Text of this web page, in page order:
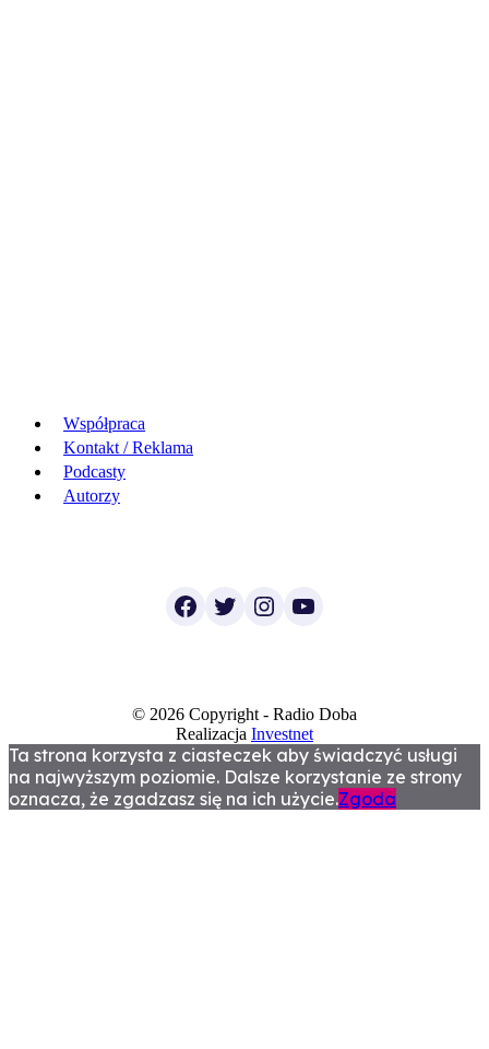
Współpraca
Kontakt / Reklama
Podcasty
Autorzy
Facebook
TwitterInstagram
YouTube
© 2026 Copyright - Radio Doba
Realizacja Investnet
Ta strona korzysta z ciasteczek aby świadczyć usługi
na najwyższym poziomie. Dalsze korzystanie ze strony
oznacza, że zgadzasz się na ich użycie.Zgoda